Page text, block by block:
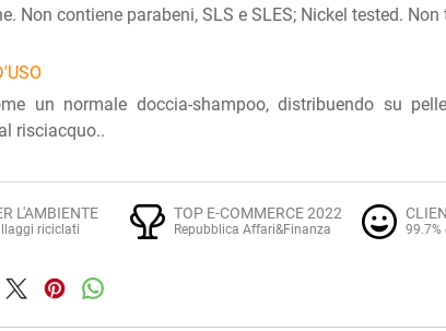
Non contiene parabeni, SLS e SLES; Nickel tested.
un normale doccia-shampoo, distribuendo su
risciacquo..
L'AMBIENTE
riciclati
TOP E-COMMERCE 2022
Repubblica Affari&Finanza 99.7%